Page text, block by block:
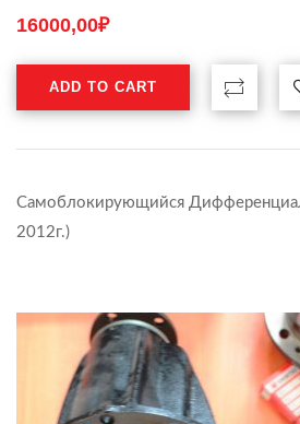
16000,00₽
ADD TO CART
Самоблокирующийся
2012г.)